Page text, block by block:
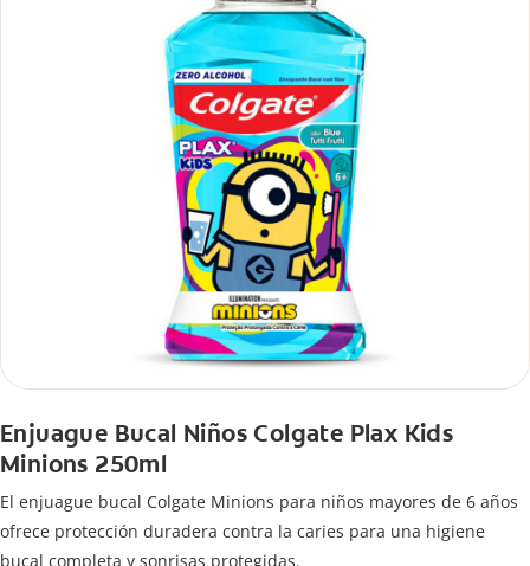
Enjuague Bucal Niños Colgate Plax Kids
Minions 250ml
El enjuague bucal Colgate Minions para niños mayores de 6 años
ofrece protección duradera contra la caries para una higiene
bucal completa y sonrisas protegidas.